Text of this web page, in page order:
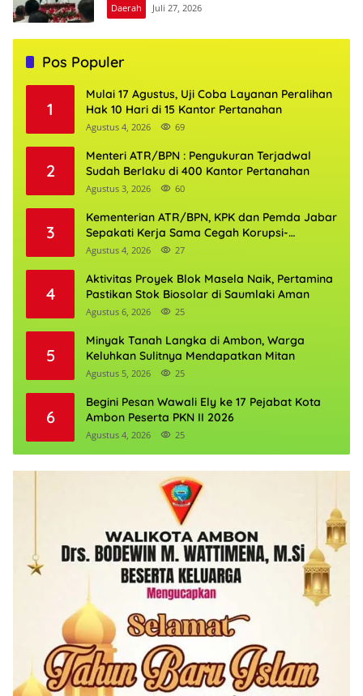
Daerah Juli 27, 2026
Pos Populer
1
Mulai 17 Agustus, Uji Coba Layanan Peralihan
Hak 10 Hari di 15 Kantor Pertanahan
Agustus 4, 2026 69
2
Menteri ATR/BPN : Pengukuran Terjadwal
Sudah Berlaku di 400 Kantor Pertanahan
Agustus 3, 2026 60
3
Kementerian ATR/BPN, KPK dan Pemda Jabar
Sepakati Kerja Sama Cegah Korupsi-
Penguatan Ekonomi
Agustus 4, 2026 27
4
Aktivitas Proyek Blok Masela Naik, Pertamina
Pastikan Stok Biosolar di Saumlaki Aman
Agustus 6, 2026 25
5
Minyak Tanah Langka di Ambon, Warga
Keluhkan Sulitnya Mendapatkan Mitan
Agustus 5, 2026 25
6
Begini Pesan Wawali Ely ke 17 Pejabat Kota
Ambon Peserta PKN II 2026
Agustus 4, 2026 25